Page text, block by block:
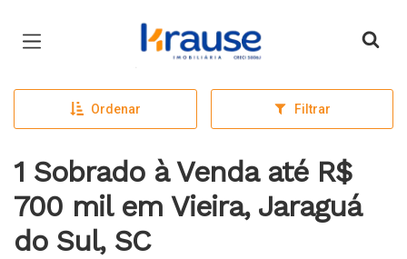
Página inicial
Ordenar Filtrar
1 Sobrado à Venda até R$
700 mil em Vieira, Jaraguá
do Sul, SC